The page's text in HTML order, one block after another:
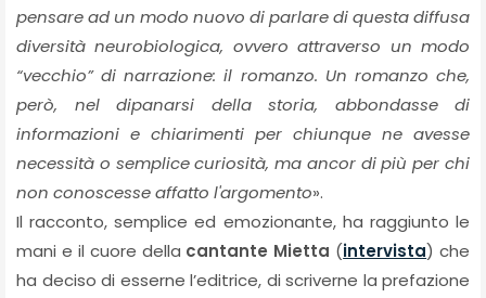
pensare ad un modo nuovo di parlare di questa diffusa
diversità neurobiologica, ovvero attraverso un modo
“vecchio” di narrazione: il romanzo. Un romanzo che,
però, nel dipanarsi della storia, abbondasse di
informazioni e chiarimenti per chiunque ne avesse
necessità o semplice curiosità, ma ancor di più per chi
non conoscesse affatto l'argomento».
Il racconto, semplice ed emozionante, ha raggiunto le
mani e il cuore della cantante Mietta (intervista) che
ha deciso di esserne l’editrice, di scriverne la prefazione